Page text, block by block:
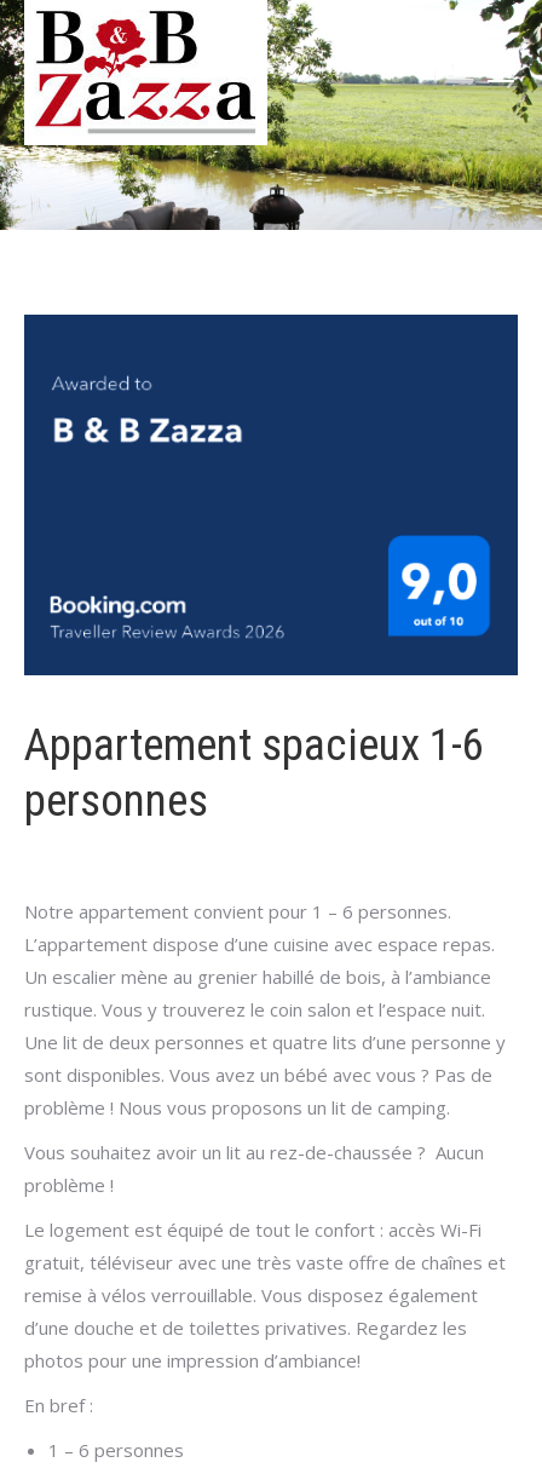
Appartement spacieux 1-6
personnes
Notre appartement convient pour 1 – 6 personnes.
L’appartement dispose d’une cuisine avec espace repas.
Un escalier mène au grenier habillé de bois, à l’ambiance
rustique. Vous y trouverez le coin salon et l’espace nuit.
Une lit de deux personnes et quatre lits d’une personne y
sont disponibles. Vous avez un bébé avec vous ? Pas de
problème ! Nous vous proposons un lit de camping.
Vous souhaitez avoir un lit au rez-de-chaussée ? Aucun
problème !
Le logement est équipé de tout le confort : accès Wi-Fi
gratuit, téléviseur avec une très vaste offre de chaînes et
remise à vélos verrouillable. Vous disposez également
d’une douche et de toilettes privatives. Regardez les
photos pour une impression d’ambiance!
En bref :
1 – 6 personnes